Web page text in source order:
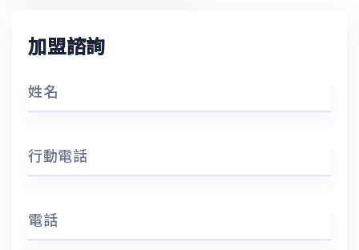
加盟諮詢
姓名
行動電話
電話